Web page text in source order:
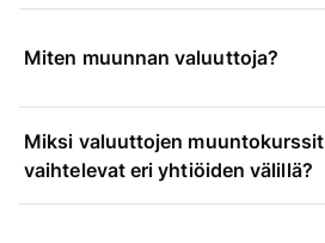
Miten muunnan valuuttoja?
Miksi valuuttojen muuntokurssit
vaihtelevat eri yhtiöiden välillä?